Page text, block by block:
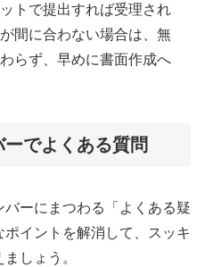
トで提出すれば受理され
間に合わない場合は、無
らず、早めに書面作成へ
でよくある質問
ーにまつわる「よくある疑
イントを解消して、スッキ
しょう。